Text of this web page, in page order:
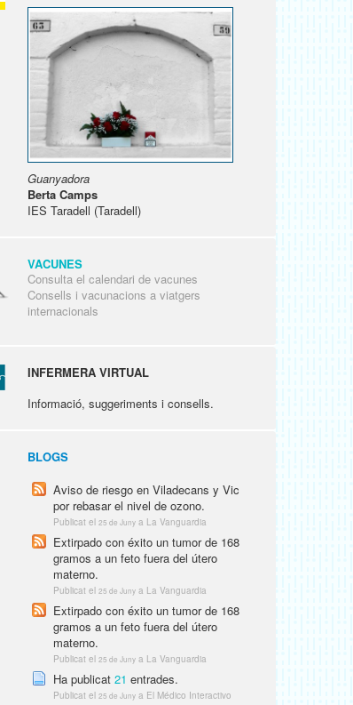
Guanyadora
Berta Camps
IES Taradell (Taradell)
VACUNES
Consulta el calendari de vacunes
Consells i vacunacions a viatgers
internacionals
INFERMERA VIRTUAL
Informació, suggeriments i consells.
BLOGS
Aviso de riesgo en Viladecans y Vic
por rebasar el nivel de ozono.
Publicat el 25 de Juny a La Vanguardia
Extirpado con éxito un tumor de 168
gramos a un feto fuera del útero
materno.
Publicat el 25 de Juny a La Vanguardia
Extirpado con éxito un tumor de 168
gramos a un feto fuera del útero
materno.
Publicat el 25 de Juny a La Vanguardia
Ha publicat 21 entrades.
Publicat el 25 de Juny a El Médico Interactivo